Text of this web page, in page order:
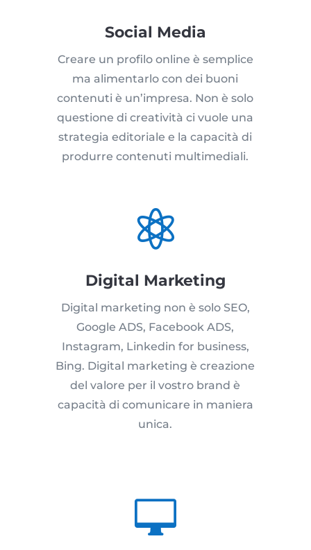
Social Media
Creare un profilo online è semplice
ma alimentarlo con dei buoni
contenuti è un’impresa. Non è solo
questione di creatività ci vuole una
strategia editoriale e la capacità di
produrre contenuti multimediali.

Digital Marketing
Digital marketing non è solo SEO,
Google ADS, Facebook ADS,
Instagram, Linkedin for business,
Bing. Digital marketing è creazione
del valore per il vostro brand è
capacità di comunicare in maniera
unica.
